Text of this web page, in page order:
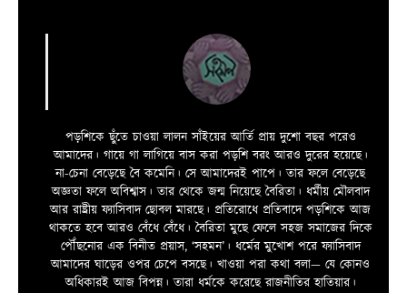
পড়শিকে ছুঁতে চাওয়া লালন সাঁইয়ের আর্তি প্রায় দুশো বছর পরেও
আমাদের। গায়ে গা লাগিয়ে বাস করা পড়শি বরং আরও দুরের হয়েছে।
না-চেনা বেড়েছে বৈ কমেনি। সে আমাদেরই পাপে। তার ফলে বেড়েছে
অজ্ঞতা ফলে অবিশ্বাস। তার থেকে জন্ম নিয়েছে বৈরিতা। ধর্মীয় মৌলবাদ
আর রাষ্ট্রীয় ফ্যাসিবাদ ছোবল মারছে। প্রতিরোধে প্রতিবাদে পড়শিকে আজ
থাকতে হবে আরও বেঁধে বেঁধে। বৈরিতা মুছে ফেলে সহজ সমাজের দিকে
পৌঁছনোর এক বিনীত প্রয়াস, ‘সহমন’। ধর্মের মুখোশ পরে ফ্যাসিবাদ
আমাদের ঘাড়ের ওপর চেপে বসছে। খাওয়া পরা কথা বলা—­­ যে কোনও
অধিকারই আজ বিপন্ন। তারা ধর্মকে করেছে রাজনীতির হাতিয়ার।